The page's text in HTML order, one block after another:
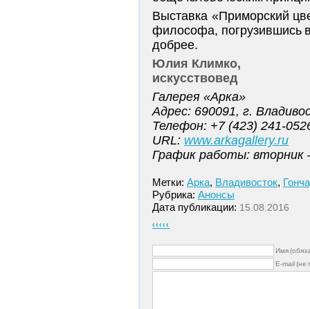
Выставка «Приморский
философа, погрузившись
добрее.
Юлия Климко,
искусствовед
Галерея «Арка»
Адрес: 690091, г.
Телефон: +7 (423) 241-
URL: www.arkagallery.ru
График работы: вторник
Метки: Арка, Владивосток,
Рубрика: Анонсы
Дата публикации: 15.08.2016
‹‹‹‹‹
Имя
E-mail (не